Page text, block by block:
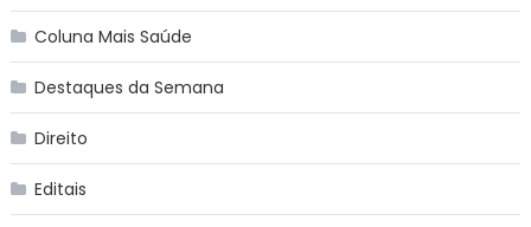
Coluna Mais Saúde
Destaques da Semana
Direito
Editais